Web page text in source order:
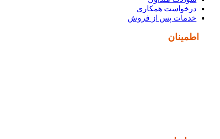
درخواست همکاری
خدمات پس از فروش
اطمینان